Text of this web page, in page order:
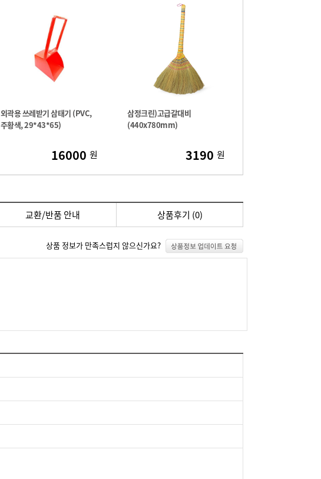
외곽용 쓰레받기 삼태기 (PVC,
주황색, 29*43*65)
16000원
삼정크린)고급갈대비
(440x780mm)
3190 원
교환/반품 안내 상품후기 (0)
상품 정보가 만족스럽지 않으신가요?